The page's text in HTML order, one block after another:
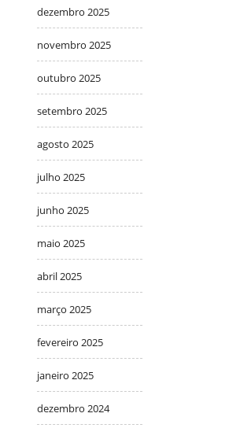
dezembro 2025
novembro 2025
outubro 2025
setembro 2025
agosto 2025
julho 2025
junho 2025
maio 2025
abril 2025
março 2025
fevereiro 2025
janeiro 2025
dezembro 2024